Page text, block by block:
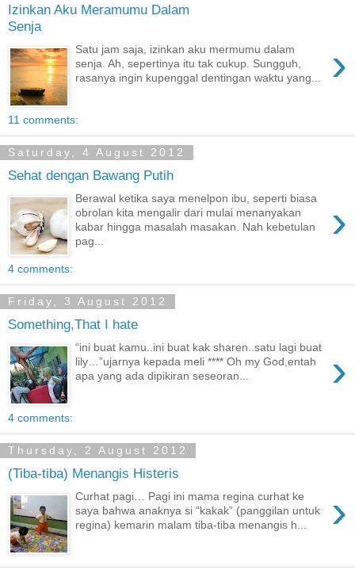
Izinkan Aku Meramumu Dalam
Senja
›
Satu jam saja, izinkan aku mermumu dalam
senja. Ah, sepertinya itu tak cukup. Sungguh,
rasanya ingin kupenggal dentingan waktu yang...
11 comments:
Saturday, 4 August 2012
Sehat dengan Bawang Putih
›
Berawal ketika saya menelpon ibu, seperti biasa
obrolan kita mengalir dari mulai menanyakan
kabar hingga masalah masakan. Nah kebetulan
pag...
4 comments:
Friday, 3 August 2012
Something,That I hate
›
“ini buat kamu..ini buat kak sharen..satu lagi buat
lily…”ujarnya kepada meli **** Oh my God,entah
apa yang ada dipikiran seseoran...
4 comments:
Thursday, 2 August 2012
(Tiba-tiba) Menangis Histeris
›
Curhat pagi… Pagi ini mama regina curhat ke
saya bahwa anaknya si “kakak” (panggilan untuk
regina) kemarin malam tiba-tiba menangis h...